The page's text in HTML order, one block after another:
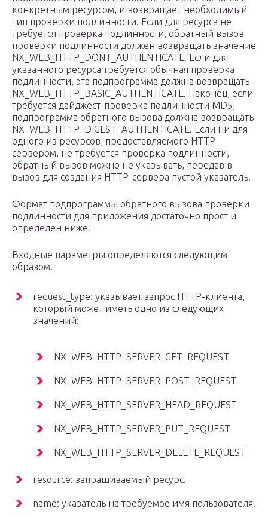
конкретным ресурсом, и возвращает необходимый
тип проверки подлинности. Если для ресурса не
требуется проверка подлинности, обратный вызов
проверки подлинности должен возвращать значение
NX_WEB_HTTP_DONT_AUTHENTICATE. Если для
указанного ресурса требуется обычная проверка
подлинности, эта подпрограмма должна возвращать
NX_WEB_HTTP_BASIC_AUTHENTICATE. Наконец, если
требуется дайджест-проверка подлинности MD5,
подпрограмма обратного вызова должна возвращать
NX_WEB_HTTP_DIGEST_AUTHENTICATE. Если ни для
одного из ресурсов, предоставляемого HTTP-
сервером, не требуется проверка подлинности,
обратный вызов можно не указывать, передав в
вызов для создания HTTP-сервера пустой указатель.
Формат подпрограммы обратного вызова проверки
подлинности для приложения достаточно прост и
определен ниже.
Входные параметры определяются следующим
образом.
request_type: указывает запрос HTTP-клиента,
который может иметь одно из следующих
значений:
NX_WEB_HTTP_SERVER_GET_REQUEST
NX_WEB_HTTP_SERVER_POST_REQUEST
NX_WEB_HTTP_SERVER_HEAD_REQUEST
NX_WEB_HTTP_SERVER_PUT_REQUEST
NX_WEB_HTTP_SERVER_DELETE_REQUEST
resource: запрашиваемый ресурс.
name: указатель на требуемое имя пользователя.